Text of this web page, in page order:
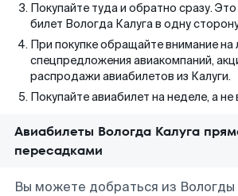
Покупайте туда и обратно сразу.
билет Вологда Калуга в одну
При покупке обращайте внимание на
спецпредложения авиакомпаний,
распродажи авиабилетов из Калуги.
Покупайте авиабилет на неделе, а
Авиабилеты Вологда Калуга
пересадками
Вы можете добраться из Вологды